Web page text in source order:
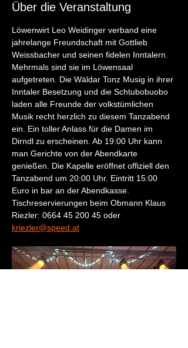
Über die Veranstaltung
Löwenwirt Leo Weidinger verband eine
jahrelange Freundschaft mit Gottlieb
Weissbacher und seinen fidelen Inntalern.
Mehrmals sind sie im Löwensaal
aufgetreten. Die Wäldar Tonz Musig in ihrer
Inntaler Besetzung und die Schtubobuobo
laden alle Freunde der volkstümlichen
Musik recht herzlich zu diesem Tanzabend
ein. Ein toller Anlass für die Damen im
Dirndl zu erscheinen. Ab 19:00 Uhr kann
man Gerichte von der Abendkarte
genießen. Die Kapelle eröffnet offiziell den
Tanzabend um 20:00 Uhr. Eintritt 15:00
Euro in bar an der Abendkasse.
Tischreservierungen beim Obmann Klaus
Riezler: 0664 45 200 45 oder
kriezler@speed.at